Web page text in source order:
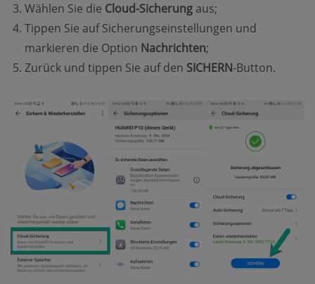
Wählen Sie die Cloud-Sicherung aus;
Tippen Sie auf Sicherungseinstellungen und
markieren die Option Nachrichten;
Zurück und tippen Sie auf den SICHERN-Button.